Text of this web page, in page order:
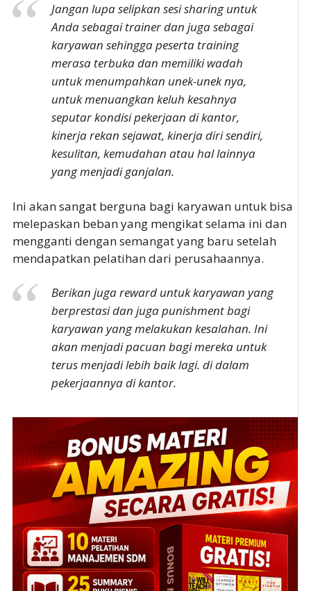
Jangan lupa selipkan sesi sharing untuk
Anda sebagai trainer dan juga sebagai
karyawan sehingga peserta training
merasa terbuka dan memiliki wadah
untuk menumpahkan unek-unek nya,
untuk menuangkan keluh kesahnya
seputar kondisi pekerjaan di kantor,
kinerja rekan sejawat, kinerja diri sendiri,
kesulitan, kemudahan atau hal lainnya
yang menjadi ganjalan.
Ini akan sangat berguna bagi karyawan untuk bisa
melepaskan beban yang mengikat selama ini dan
mengganti dengan semangat yang baru setelah
mendapatkan pelatihan dari perusahaannya.
Berikan juga reward untuk karyawan yang
berprestasi dan juga punishment bagi
karyawan yang melakukan kesalahan. Ini
akan menjadi pacuan bagi mereka untuk
terus menjadi lebih baik lagi. di dalam
pekerjaannya di kantor.